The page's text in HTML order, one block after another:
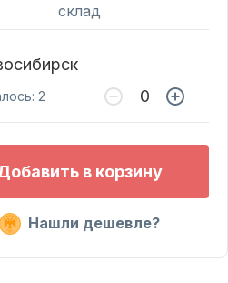
лодочных
склад
2
в корзину
Нашли дешевле?